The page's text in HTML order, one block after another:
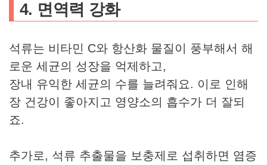
4. 면역력 강화
석류는 비타민 C와 항산화 물질이 풍부해서 해
로운 세균의 성장을 억제하고,
장내 유익한 세균의 수를 늘려줘요. 이로 인해
장 건강이 좋아지고 영양소의 흡수가 더 잘되
죠.
추가로, 석류 추출물을 보충제로 섭취하면 염증